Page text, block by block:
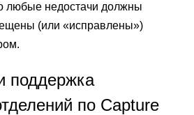
любые недостачи должны
(или «исправлены»)
поддержка
по Capture